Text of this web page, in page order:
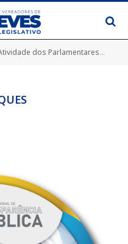
dos Parlamentares